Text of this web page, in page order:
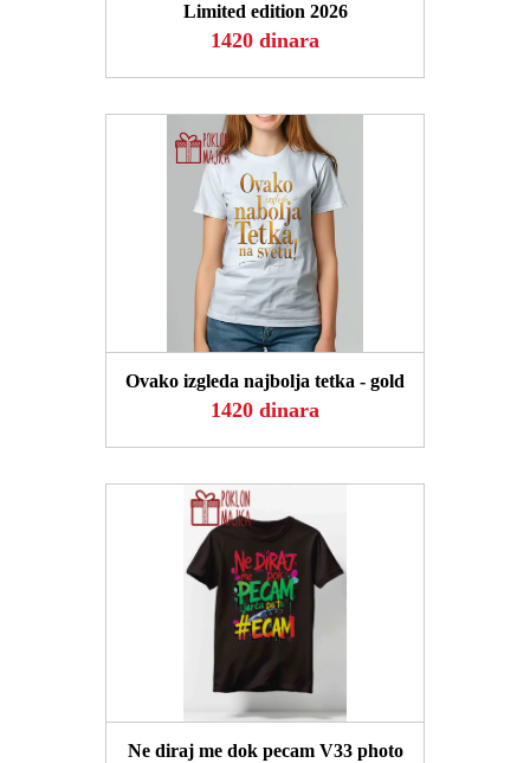
Limited edition 2026
1420 dinara
POGLEDAJ
Ovako izgleda najbolja tetka - gold
1420 dinara
POGLEDAJ
Ne diraj me dok pecam V33 photo